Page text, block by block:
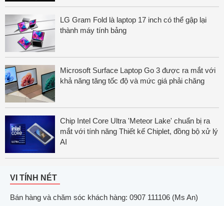
LG Gram Fold là laptop 17 inch có thể gập lại
thành máy tính bảng
Microsoft Surface Laptop Go 3 được ra mắt với
khả năng tăng tốc độ và mức giá phải chăng
Chip Intel Core Ultra 'Meteor Lake' chuẩn bị ra
mắt với tính năng Thiết kế Chiplet, đồng bộ xử lý
AI
VI TÍNH NÉT
Bán hàng và chăm sóc khách hàng: 0907 111106 (Ms An)